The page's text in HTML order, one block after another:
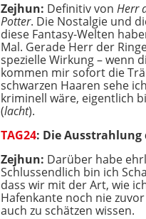
Zejhun: Definitiv von Herr
Potter. Die Nostalgie und
diese Fantasy-Welten
Mal. Gerade Herr der
spezielle Wirkung – wenn
kommen mir sofort die
schwarzen Haaren sehe
kriminell wäre, eigentlich
(lacht).
TAG24: Die Ausstrahlung
Zejhun: Darüber habe
Schlussendlich bin ich
dass wir mit der Art, wie
Hafenkante noch nie
auch zu schätzen wissen.